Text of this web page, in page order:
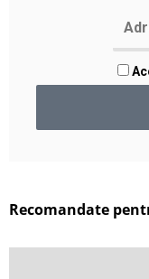
Recomandate